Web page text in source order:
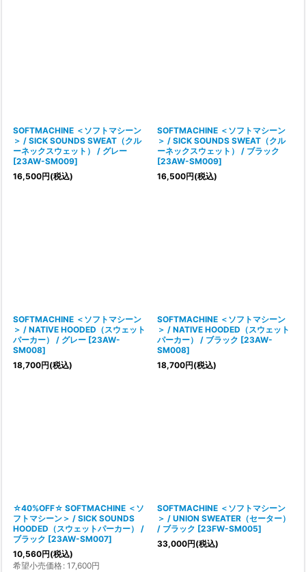
SOFTMACHINE ＜ソフトマシーン
＞ / SICK SOUNDS SWEAT（クル
ーネックスウェット） / グレー
[23AW-SM009]
16,500円(税込)
SOFTMACHINE ＜ソフトマシーン
＞ / SICK SOUNDS SWEAT（クル
ーネックスウェット） / ブラック
[23AW-SM009]
16,500円(税込)
SOFTMACHINE ＜ソフトマシーン
＞ / NATIVE HOODED（スウェット
パーカー） / グレー [23AW-
SM008]
18,700円(税込)
SOFTMACHINE ＜ソフトマシーン
＞ / NATIVE HOODED（スウェット
パーカー） / ブラック [23AW-
SM008]
18,700円(税込)
☆40%OFF☆ SOFTMACHINE ＜ソ
フトマシーン＞ / SICK SOUNDS
HOODED（スウェットパーカー） /
ブラック [23AW-SM007]
10,560円(税込)
希望小売価格: 17,600円
SOFTMACHINE ＜ソフトマシーン
＞ / UNION SWEATER（セーター）
/ ブラック [23FW-SM005]
33,000円(税込)